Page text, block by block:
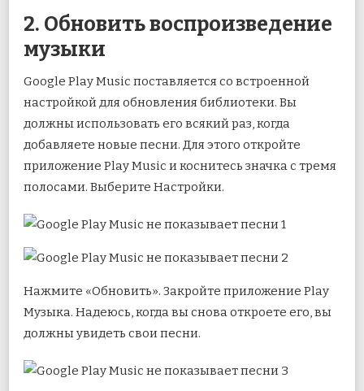
2. Обновить воспроизведение
музыки
Google Play Music поставляется со встроенной
настройкой для обновления библиотеки. Вы
должны использовать его всякий раз, когда
добавляете новые песни. Для этого откройте
приложение Play Music и коснитесь значка с тремя
полосами. Выберите Настройки.
Нажмите «Обновить». Закройте приложение Play
Музыка. Надеюсь, когда вы снова откроете его, вы
должны увидеть свои песни.